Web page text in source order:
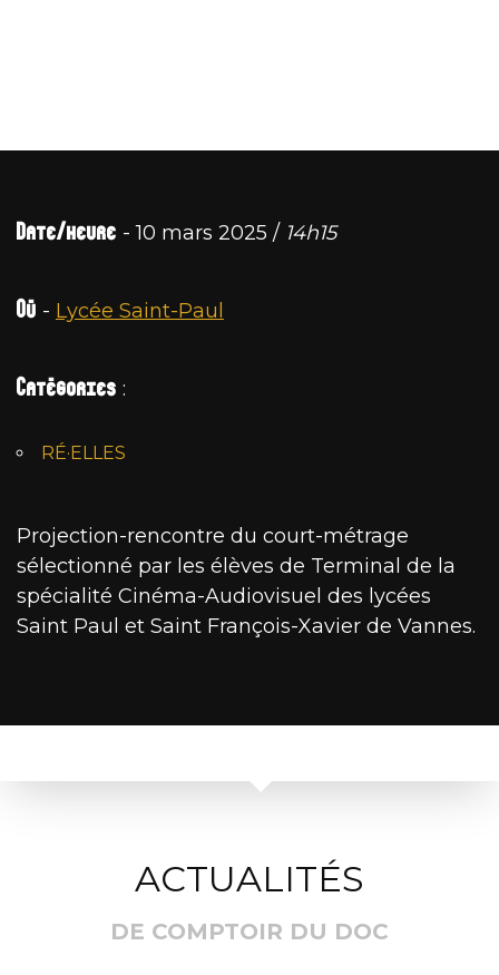
Date/heure - 10 mars 2025 / 14h15
Où - Lycée Saint-Paul
Catégories :
RÉ·ELLES
Projection-rencontre du court-métrage
sélectionné par les élèves de Terminal de la
spécialité Cinéma-Audiovisuel des lycées
Saint Paul et Saint François-Xavier de Vannes.
ACTUALITÉS
DE COMPTOIR DU DOC